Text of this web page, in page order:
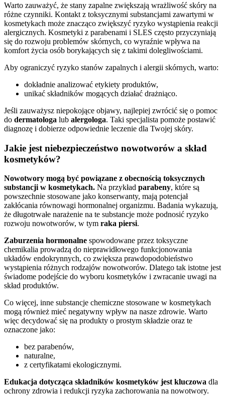
Warto zauważyć, że stany zapalne zwiększają wrażliwość skóry na
różne czynniki. Kontakt z toksycznymi substancjami zawartymi w
kosmetykach może znacząco zwiększyć ryzyko wystąpienia reakcji
alergicznych. Kosmetyki z parabenami i SLES często przyczyniają
się do rozwoju problemów skórnych, co wyraźnie wpływa na
komfort życia osób borykających się z takimi dolegliwościami.
Aby ograniczyć ryzyko stanów zapalnych i alergii skórnych, warto:
dokładnie analizować etykiety produktów,
unikać składników mogących działać drażniąco.
Jeśli zauważysz niepokojące objawy, najlepiej zwrócić się o pomoc
do dermatologa lub alergologa. Taki specjalista pomoże postawić
diagnozę i dobierze odpowiednie leczenie dla Twojej skóry.
Jakie jest niebezpieczeństwo nowotworów a skład
kosmetyków?
Nowotwory mogą być powiązane z obecnością toksycznych
substancji w kosmetykach. Na przykład parabeny, które są
powszechnie stosowane jako konserwanty, mają potencjał
zakłócania równowagi hormonalnej organizmu. Badania wykazują,
że długotrwałe narażenie na te substancje może podnosić ryzyko
rozwoju nowotworów, w tym raka piersi.
Zaburzenia hormonalne spowodowane przez toksyczne
chemikalia prowadzą do nieprawidłowego funkcjonowania
układów endokrynnych, co zwiększa prawdopodobieństwo
wystąpienia różnych rodzajów nowotworów. Dlatego tak istotne jest
świadome podejście do wyboru kosmetyków i zwracanie uwagi na
skład produktów.
Co więcej, inne substancje chemiczne stosowane w kosmetykach
mogą również mieć negatywny wpływ na nasze zdrowie. Warto
więc decydować się na produkty o prostym składzie oraz te
oznaczone jako:
bez parabenów,
naturalne,
z certyfikatami ekologicznymi.
Edukacja dotycząca składników kosmetyków jest kluczowa dla
ochrony zdrowia i redukcji ryzyka zachorowania na nowotwory.